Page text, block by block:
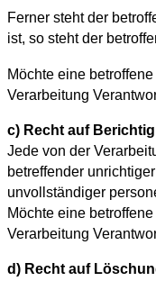
Ferner steht der
ist, so steht der
Möchte eine
Verarbeitung
c) Recht auf
Jede von der
betreffender
unvollständiger
Möchte eine
Verarbeitung
d) Recht auf